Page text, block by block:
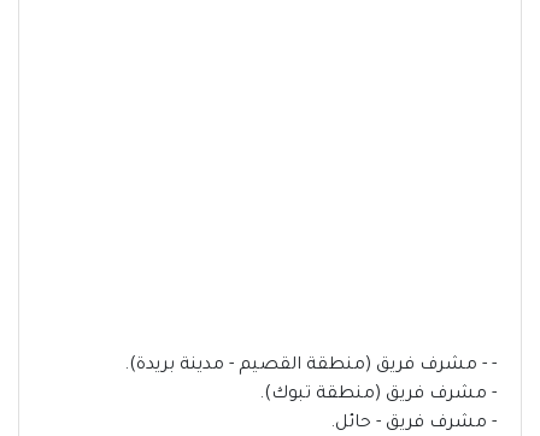
- - مشرف فريق (منطقة القصيم - مدينة بريدة).
- مشرف فريق (منطقة تبوك).
- مشرف فريق - حائل.